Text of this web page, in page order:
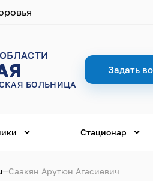
БОЛЬНИЦА
Задать
Стационар
Саакян Арутюн Агасиевич